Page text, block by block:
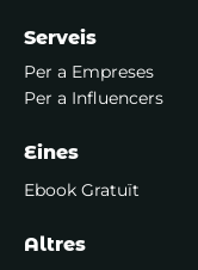
Serveis
Per a Empreses
Per a Influencers
Eines
Ebook Gratuït
Altres